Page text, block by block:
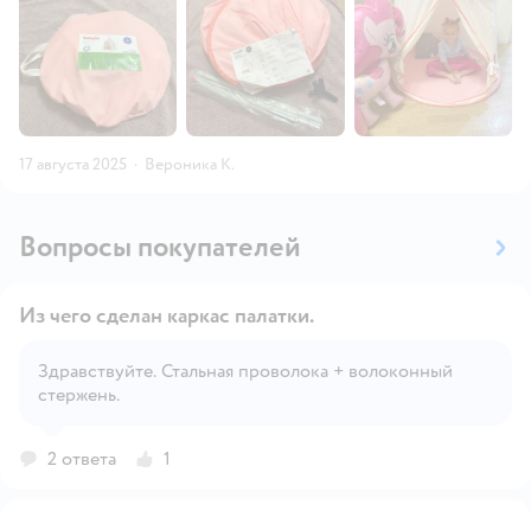
17 августа 2025 · Вероника К.
Вопросы покупателей
Из чего сделан каркас палатки.
Здравствуйте. Стальная проволока + волоконный
стержень.
2 ответа 1